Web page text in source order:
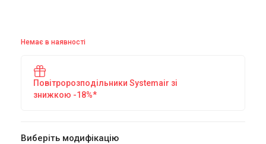
Немає в наявності
Повітророзподільники Systemair зі
знижкою -18%*
Виберіть модифікацію